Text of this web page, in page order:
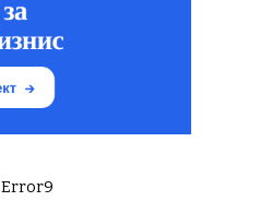
Error9